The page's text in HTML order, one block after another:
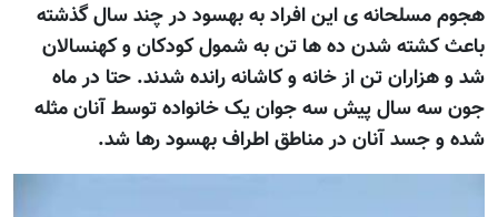
هجوم مسلحانه ی اين افراد به بهسود در چند سال گذشته
باعث کشته شدن ده ها تن به شمول کودکان و کهنسالان
شد و هزاران تن از خانه و کاشانه رانده شدند. حتا در ماه
جون سه سال پیش سه جوان يک خانواده توسط آنان مثله
شده و جسد آنان در مناطق اطراف بهسود رها شد.